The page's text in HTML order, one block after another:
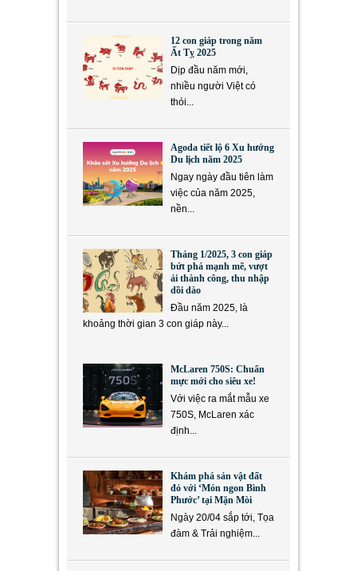
12 con giáp trong năm
Ất Tỵ 2025
Dịp đầu năm mới,
nhiều người Việt có
thói...
Agoda tiết lộ 6 Xu hướng
Du lịch năm 2025
Ngay ngày đầu tiên làm
việc của năm 2025,
nền...
Tháng 1/2025, 3 con giáp
bứt phá mạnh mẽ, vượt
ải thành công, thu nhập
dồi dào
Đầu năm 2025, là
khoảng thời gian 3 con giáp này...
McLaren 750S: Chuẩn
mực mới cho siêu xe!
Với việc ra mắt mẫu xe
750S, McLaren xác
định...
Khám phá sản vật đất
đỏ với ‘Món ngon Bình
Phước’ tại Mặn Mòi
Ngày 20/04 sắp tới, Tọa
đàm & Trải nghiệm...